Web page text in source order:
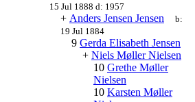
15 Jul 1888 d: 1957
+ Anders Jensen Jensen
b:
19 Jul 1884
9 Gerda Elisabeth Jensen
+ Niels Møller Nielsen
10 Grethe Møller
Nielsen
10 Karsten Møller